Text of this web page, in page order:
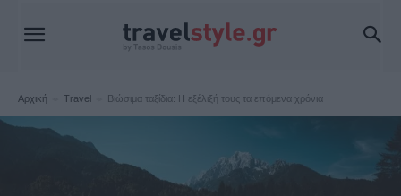
Αρχική Travel Βιώσιμα ταξίδια: Η εξέλιξή τους τα επόμενα χρόνια